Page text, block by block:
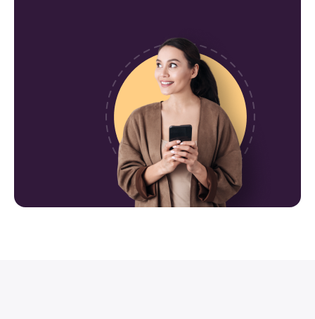
Доставка по городу Москва производится
курьером. График доставки зависит от дня
- В будние дни доставка осуществляется с
12:00 до 22:00, в выходные с 8:30 до 22:30.
- Клиент может подобрать удобное для
себя время в ходе оформления заявки.
Наши специалисты доставят заказанный
товар ровно в срок;
Минимальная стоимость доставки товаров